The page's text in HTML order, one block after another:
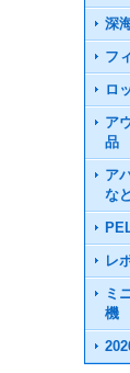
深
フ
ロ
ア
品
ア
な
レ
ミ
機